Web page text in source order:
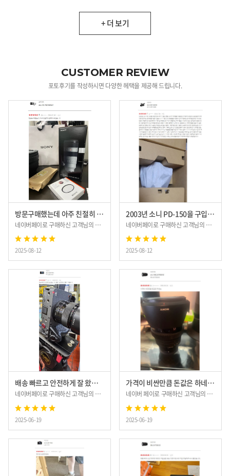
+ 더 보기
CUSTOMER REVIEW
포토후기를 작성하시면 다양한 헤택을 제공해 드립니다.
방문구매했는데 아주 친절히 맞이해 주셨습니다.
네이버페이로 구매하신 고객님의 후기입니다.
2025-08-12
2003년 소니 PD-150을 구입하면서...
네이버페이로 구매하신 고객님의 후기입니다.
2025-08-12
배송 빠르고 안전하게 잘 왔습니다.
네이버페이로 구매하신 고객님의 후기입니다.
2025-06-19
가격이 비싼만큼 돈값은 하네요.
네이버 페이로 구매하신 고객님의 후기입니다.
2025-06-19